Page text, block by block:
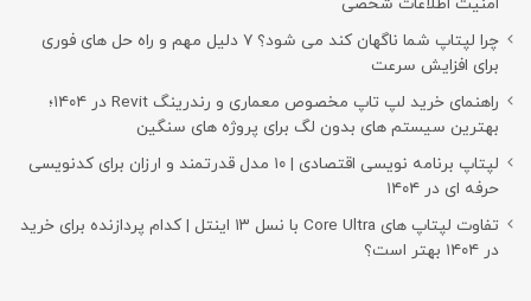
چرا لپتاپ شما ناگهان کند می شود؟ ۷ دلیل مهم و راه حل های فوری
برای افزایش سرعت
راهنمای خرید لپ تاپ مخصوص معماری و رندرینگ Revit در ۱۴۰۴؛
بهترین سیستم های بدون لگ برای پروژه های سنگین
لپتاپ برنامه نویسی اقتصادی | ۱۰ مدل قدرتمند و ارزان برای کدنویسی
حرفه ای در ۱۴۰۴
تفاوت لپتاپ های Core Ultra با نسل ۱۳ اینتل | کدام پردازنده برای خرید
در ۱۴۰۴ بهتر است؟